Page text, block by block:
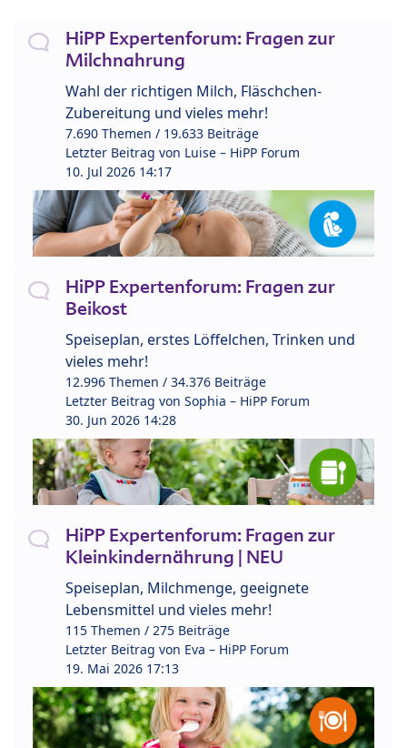
HiPP Expertenforum: Fragen zur
Milchnahrung
Wahl der richtigen Milch, Fläschchen-
Zubereitung und vieles mehr!
7.690 Themen / 19.633 Beiträge
Letzter Beitrag von Luise – HiPP Forum
10. Jul 2026 14:17
HiPP Expertenforum: Fragen zur
Beikost
Speiseplan, erstes Löffelchen, Trinken und
vieles mehr!
12.996 Themen / 34.376 Beiträge
Letzter Beitrag von Sophia – HiPP Forum
30. Jun 2026 14:28
HiPP Expertenforum: Fragen zur
Kleinkindernährung | NEU
Speiseplan, Milchmenge, geeignete
Lebensmittel und vieles mehr!
115 Themen / 275 Beiträge
Letzter Beitrag von Eva – HiPP Forum
19. Mai 2026 17:13